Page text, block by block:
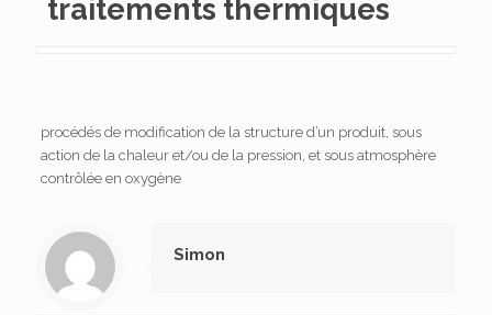
traitements thermiques
procédés de modification de la structure d’un produit, sous
action de la chaleur et/ou de la pression, et sous atmosphère
contrôlée en oxygène
Simon